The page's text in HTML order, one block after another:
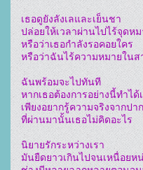
เธอดูยังลังเลและเย็นชา
ปล่อยให้เวลาผ่านไปไร้จุดหม
หรือว่าเธอกำลังรอคอยใคร
หรือว่าฉันไร้ความหมายในส
ฉันพร้อมจะไปทันที
หากเธอต้องการอย่างนี้ทำได้
เพียงอยากรู้ความจริงจากปา
ที่ผ่านมานั้นเธอไม่คิดอะไร
นิยายรักระหว่างเรา
มันยืดยาวเกินไปจนเหนื่อยห